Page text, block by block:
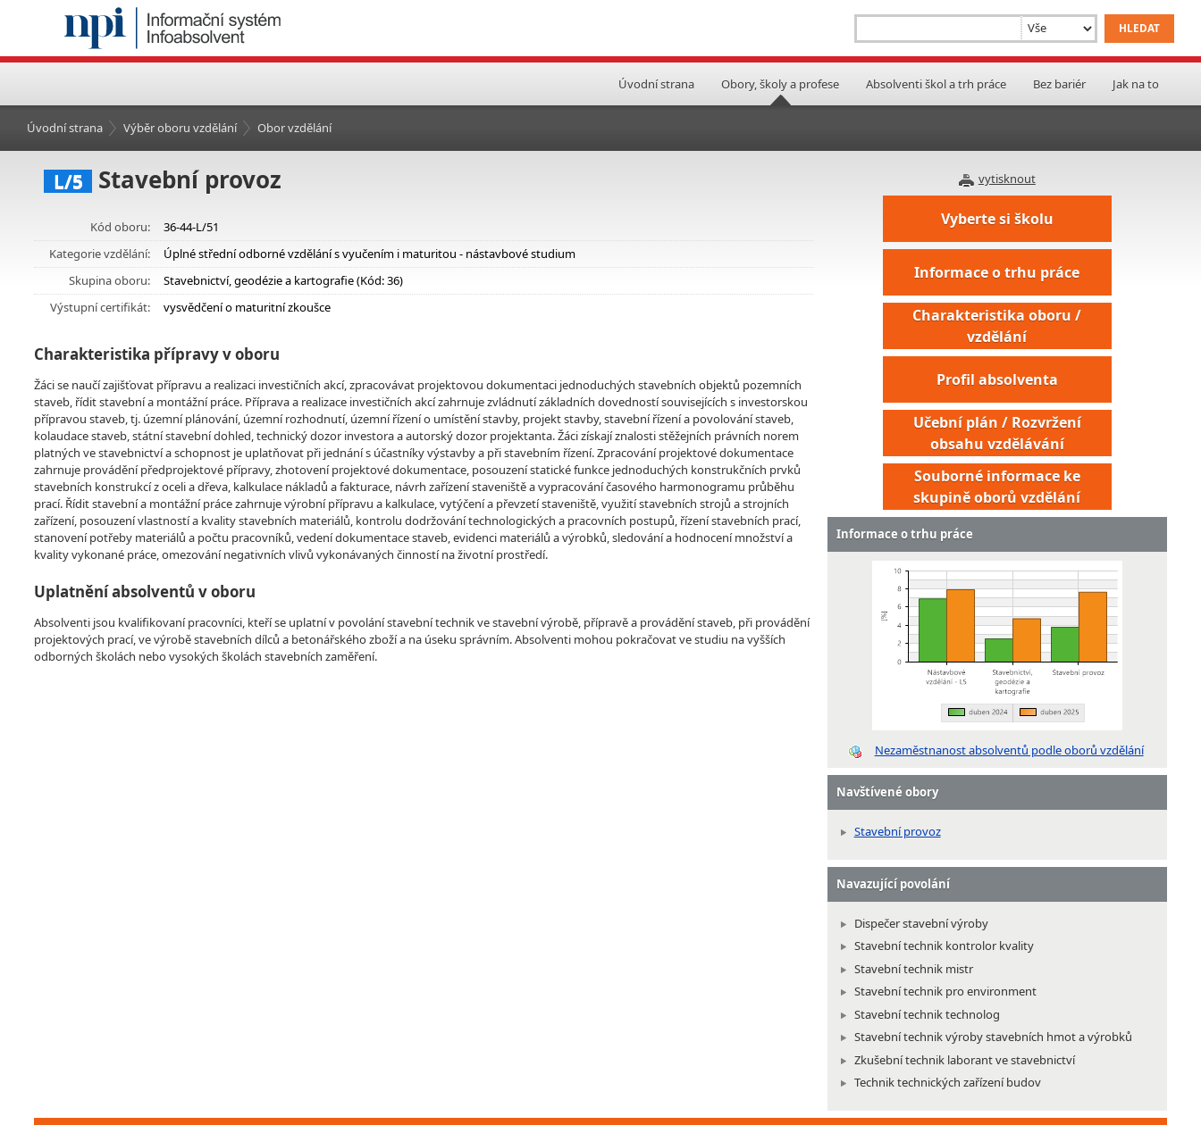
Úvodní strana Obory, školy a profese Absolventi škol a trh práce Bez bariér Jak na to
Úvodní strana Výběr oboru vzdělání Obor vzdělání
vytisknout
L/5 Stavební provoz
Kód oboru:
36-44-L/51
Kategorie vzdělání:
Úplné střední odborné vzdělání s vyučením i maturitou - nástavbové studium
Skupina oboru:
Stavebnictví, geodézie a kartografie (Kód: 36)
Výstupní certifikát:
vysvědčení o maturitní zkoušce
Charakteristika přípravy v oboru
Žáci se naučí zajišťovat přípravu a realizaci investičních akcí, zpracovávat projektovou dokumentaci jednoduchých stavebních objektů pozemních
staveb, řídit stavební a montážní práce. Příprava a realizace investičních akcí zahrnuje zvládnutí základních dovedností souvisejících s investorskou
přípravou staveb, tj. územní plánování, územní rozhodnutí, územní řízení o umístění stavby, projekt stavby, stavební řízení a povolování staveb,
kolaudace staveb, státní stavební dohled, technický dozor investora a autorský dozor projektanta. Žáci získají znalosti stěžejních právních norem
platných ve stavebnictví a schopnost je uplatňovat při jednání s účastníky výstavby a při stavebním řízení. Zpracování projektové dokumentace
zahrnuje provádění předprojektové přípravy, zhotovení projektové dokumentace, posouzení statické funkce jednoduchých konstrukčních prvků
stavebních konstrukcí z oceli a dřeva, kalkulace nákladů a fakturace, návrh zařízení staveniště a vypracování časového harmonogramu průběhu
prací. Řídit stavební a montážní práce zahrnuje výrobní přípravu a kalkulace, vytýčení a převzetí staveniště, využití stavebních strojů a strojních
zařízení, posouzení vlastností a kvality stavebních materiálů, kontrolu dodržování technologických a pracovních postupů, řízení stavebních prací,
stanovení potřeby materiálů a počtu pracovníků, vedení dokumentace staveb, evidenci materiálů a výrobků, sledování a hodnocení množství a
kvality vykonané práce, omezování negativních vlivů vykonávaných činností na životní prostředí.
Uplatnění absolventů v oboru
Absolventi jsou kvalifikovaní pracovníci, kteří se uplatní v povolání stavební technik ve stavební výrobě, přípravě a provádění staveb, při provádění
projektových prací, ve výrobě stavebních dílců a betonářského zboží a na úseku správním. Absolventi mohou pokračovat ve studiu na vyšších
odborných školách nebo vysokých školách stavebních zaměření.
Vyberte si školu
Informace o trhu práce
Charakteristika oboru /
vzdělání
Profil absolventa
Učební plán / Rozvržení
obsahu vzdělávání
Souborné informace ke
skupině oborů vzdělání
Informace o trhu práce
Nezaměstnanost absolventů podle oborů vzdělání
Navštívené obory
Stavební provoz
Navazující povolání
Dispečer stavební výroby
Stavební technik kontrolor kvality
Stavební technik mistr
Stavební technik pro environment
Stavební technik technolog
Stavební technik výroby stavebních hmot a výrobků
Zkušební technik laborant ve stavebnictví
Technik technických zařízení budov